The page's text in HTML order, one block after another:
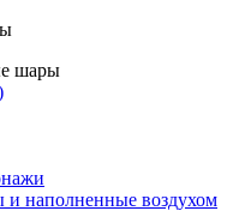
шары
и наполненные воздухом